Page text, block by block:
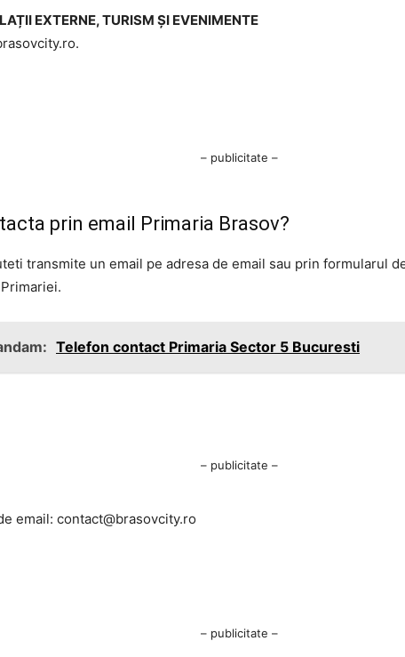
EXTERNE, TURISM ȘI EVENIMENTE
.
– publicitate –
prin email Primaria Brasov?
transmite un email pe adresa de email sau prin formularul
Telefon contact Primaria Sector 5 Bucuresti
– publicitate –
email: contact@brasovcity.ro
– publicitate –